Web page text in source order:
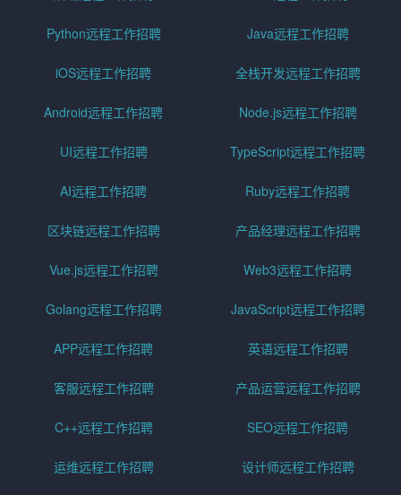
Python远程工作招聘 Java远程工作招聘
iOS远程工作招聘 全栈开发远程工作招聘
Android远程工作招聘 Node.js远程工作招聘
UI远程工作招聘 TypeScript远程工作招聘
AI远程工作招聘 Ruby远程工作招聘
区块链远程工作招聘 产品经理远程工作招聘
Vue.js远程工作招聘 Web3远程工作招聘
Golang远程工作招聘 JavaScript远程工作招聘
APP远程工作招聘 英语远程工作招聘
客服远程工作招聘 产品运营远程工作招聘
C++远程工作招聘 SEO远程工作招聘
运维远程工作招聘 设计师远程工作招聘